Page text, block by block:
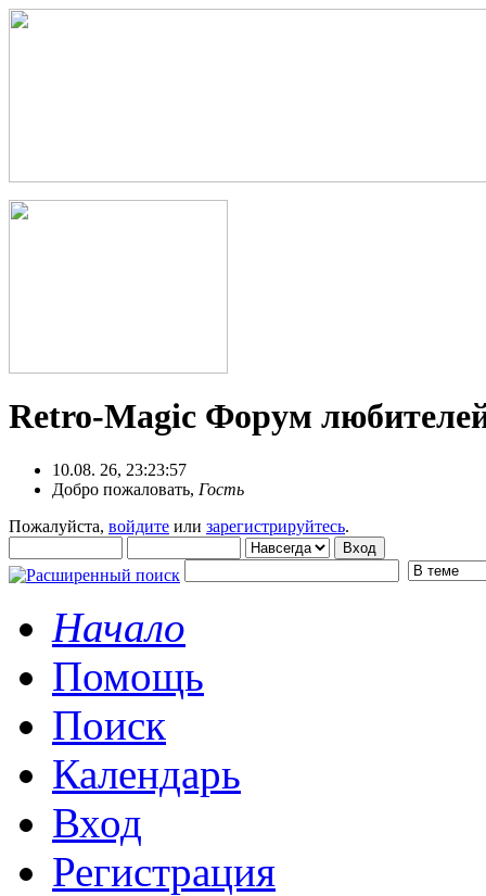
Retro-Magic Форум
10.08. 26, 23:23:57
Добро пожаловать, Гость
Пожалуйста, войдите или зарегистрируйтесь.
Начало
Помощь
Поиск
Календарь
Вход
Регистрация